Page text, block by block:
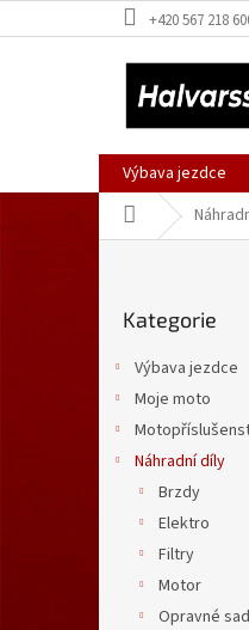
na
+420 567 218
Výbava jezdce
Domů
kategorie
Kategorie
Výbava jezdce
Moje moto
Náhradní díly
Brzdy
Elektro
Filtry
Motor
Opravné